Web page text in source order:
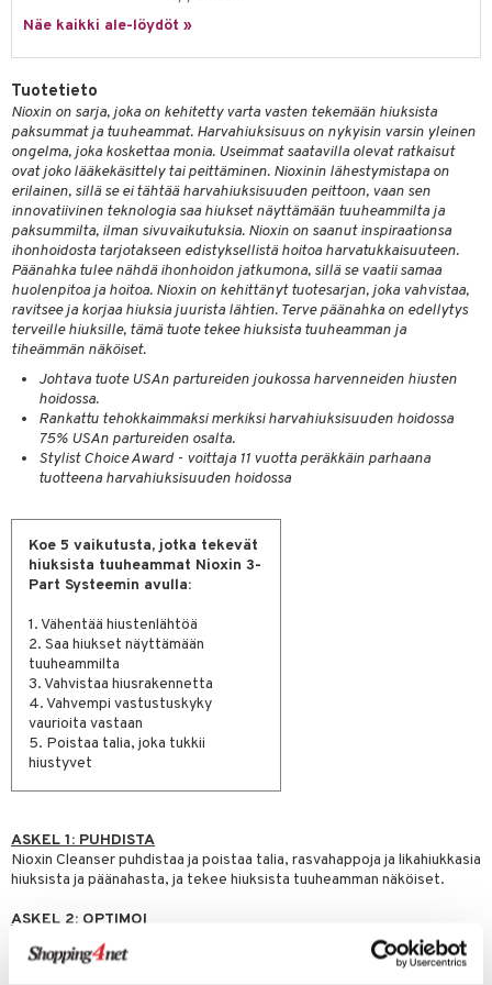
Näe kaikki ale-löydöt »
Tuotetieto
Nioxin on sarja, joka on kehitetty varta vasten tekemään hiuksista
paksummat ja tuuheammat. Harvahiuksisuus on nykyisin varsin yleinen
ongelma, joka koskettaa monia. Useimmat saatavilla olevat ratkaisut
ovat joko lääkekäsittely tai peittäminen. Nioxinin lähestymistapa on
erilainen, sillä se ei tähtää harvahiuksisuuden peittoon, vaan sen
innovatiivinen teknologia saa hiukset näyttämään tuuheammilta ja
paksummilta, ilman sivuvaikutuksia. Nioxin on saanut inspiraationsa
ihonhoidosta tarjotakseen edistyksellistä hoitoa harvatukkaisuuteen.
Päänahka tulee nähdä ihonhoidon jatkumona, sillä se vaatii samaa
huolenpitoa ja hoitoa. Nioxin on kehittänyt tuotesarjan, joka vahvistaa,
ravitsee ja korjaa hiuksia juurista lähtien. Terve päänahka on edellytys
terveille hiuksille, tämä tuote tekee hiuksista tuuheamman ja
tiheämmän näköiset.
Johtava tuote USAn partureiden joukossa harvenneiden hiusten
hoidossa.
Rankattu tehokkaimmaksi merkiksi harvahiuksisuuden hoidossa
75% USAn partureiden osalta.
Stylist Choice Award - voittaja 11 vuotta peräkkäin parhaana
tuotteena harvahiuksisuuden hoidossa
Koe 5 vaikutusta, jotka tekevät
hiuksista tuuheammat Nioxin 3-
Part Systeemin avulla:
1. Vähentää hiustenlähtöä
2. Saa hiukset näyttämään
tuuheammilta
3. Vahvistaa hiusrakennetta
4. Vahvempi vastustuskyky
vaurioita vastaan
5. Poistaa talia, joka tukkii
hiustyvet
ASKEL 1: PUHDISTA
Nioxin Cleanser puhdistaa ja poistaa talia, rasvahappoja ja likahiukkasia
hiuksista ja päänahasta, ja tekee hiuksista tuuheamman näköiset.
ASKEL 2: OPTIMOI
Nioxin Scalp Revitaliser on kevyt hoitoaine, joka vahvistaa hiusten
vastustuskykyä ja kontrolloi kosteustasapainoa.
& Viikset
3: Kosteutus
Huulten Hoito
Happy
Happy For Men
Miehille
& Soujaus
& Ihonpuhdistus